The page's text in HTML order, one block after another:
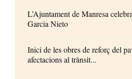
L’Ajuntament de Manresa
Garcia Nieto
Inici de les obres de reforç del
afectacions al trànsit...